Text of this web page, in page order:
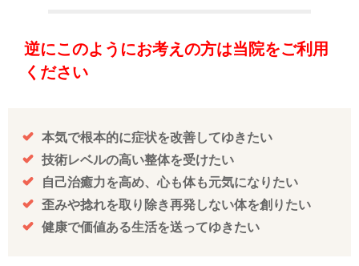
逆にこのようにお考えの方は当院をご利用
ください
本気で根本的に症状を改善してゆきたい
技術レベルの高い整体を受けたい
自己治癒力を高め、心も体も元気になりたい
歪みや捻れを取り除き再発しない体を創りたい
健康で価値ある生活を送ってゆきたい